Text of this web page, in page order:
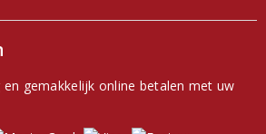
gemakkelijk online betalen met uw